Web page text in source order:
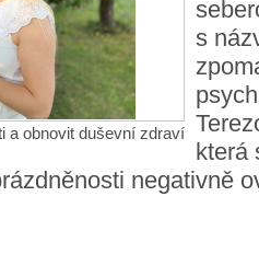
a obnovit duševní zdraví
s
která
negativně